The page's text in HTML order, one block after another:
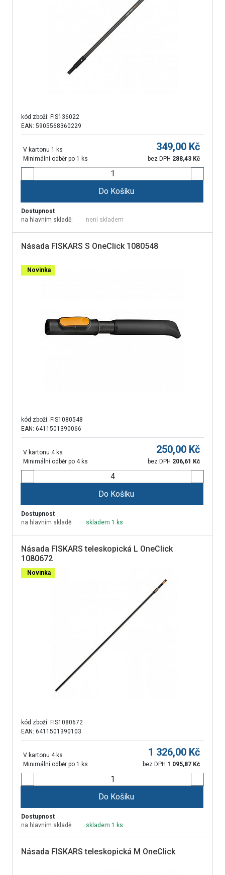
kód zboží: FIS136022
EAN: 5905568360229
V kartonu 1 ks
Minimální odběr po 1 ks
349,00 Kč
bez DPH 288,43 Kč
Do Košíku
Dostupnost
na hlavním skladě:
není skladem
Násada FISKARS S OneClick 1080548
Novinka
kód zboží: FIS1080548
EAN: 6411501390066
V kartonu 4 ks
Minimální odběr po 4 ks
250,00 Kč
bez DPH 206,61 Kč
Do Košíku
Dostupnost
na hlavním skladě:
skladem 1 ks
Násada FISKARS teleskopická L OneClick
1080672
Novinka
kód zboží: FIS1080672
EAN: 6411501390103
V kartonu 4 ks
Minimální odběr po 1 ks
1 326,00 Kč
bez DPH 1 095,87 Kč
Do Košíku
Dostupnost
na hlavním skladě:
skladem 1 ks
Násada FISKARS teleskopická M OneClick